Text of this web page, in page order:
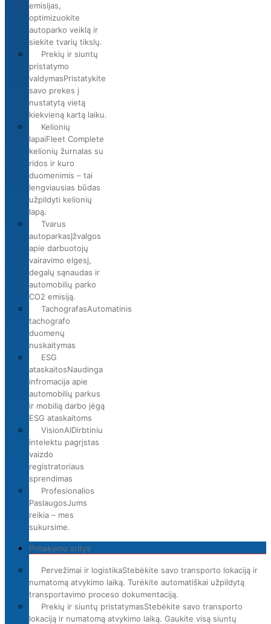
emisijas,
optimizuokite
autoparko veiklą ir
siekite tvarių tikslų.
Prekių ir siuntų
pristatymo
valdymasPristatykite
savo prekes į
nustatytą vietą
kiekvieną kartą laiku.
Kelionių
lapaiFleet Complete
kelionių žurnalas su
ridos ir kuro
duomenimis – tai
lengviausias būdas
užpildyti kelionių
lapą.
Tvarus
autoparkasĮžvalgos
apie darbuotojų
vairavimo elgesį,
degalų sąnaudas ir
automobilių parko
CO2 emisiją.
TachografasAutomatinis
tachografo
duomenų
nuskaitymas
ESG
ataskaitosNaudinga
infromacija apie
automobilių parkus
ir mobilią darbo jėgą
ESG ataskaitoms
VisionAIDirbtiniu
intelektu pagrįstas
vaizdo
registratoriaus
sprendimas
Profesionalios
PaslaugosJums
reikia – mes
sukursime.
Pritaikymo sritys
Pervežimai ir logistikaStebėkite savo transporto lokaciją ir
numatomą atvykimo laiką. Turėkite automatiškai užpildytą
transportavimo proceso dokumentaciją.
Prekių ir siuntų pristatymasStebėkite savo transporto
lokaciją ir numatomą atvykimo laiką. Gaukite visą siuntų